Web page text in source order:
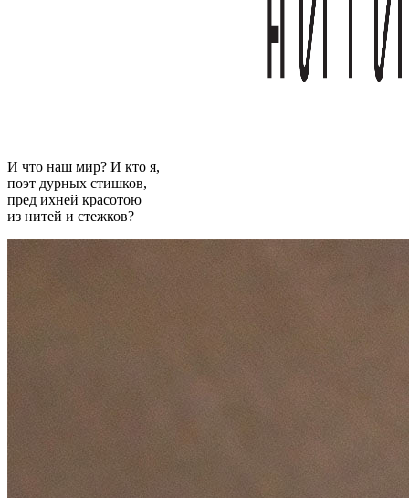
И что наш мир? И кто я,
поэт дурных стишков,
пред ихней красотою
из нитей и стежков?